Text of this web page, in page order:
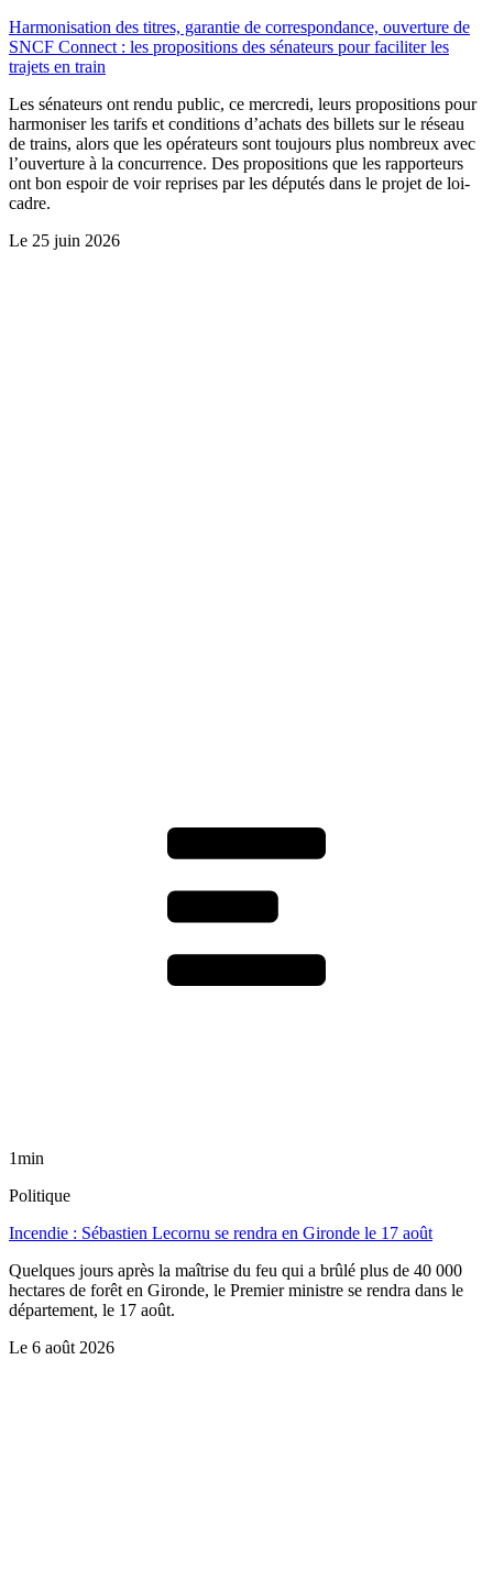
Harmonisation des titres, garantie de correspondance, ouverture de
SNCF Connect : les propositions des sénateurs pour faciliter les
trajets en train
Les sénateurs ont rendu public, ce mercredi, leurs propositions pour
harmoniser les tarifs et conditions d’achats des billets sur le réseau
de trains, alors que les opérateurs sont toujours plus nombreux avec
l’ouverture à la concurrence. Des propositions que les rapporteurs
ont bon espoir de voir reprises par les députés dans le projet de loi-
cadre.
Le 25 juin 2026
1min
Politique
Incendie : Sébastien Lecornu se rendra en Gironde le 17 août
Quelques jours après la maîtrise du feu qui a brûlé plus de 40 000
hectares de forêt en Gironde, le Premier ministre se rendra dans le
département, le 17 août.
Le 6 août 2026